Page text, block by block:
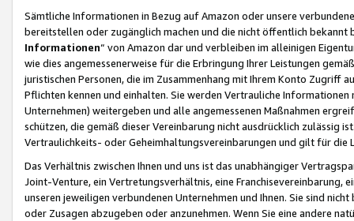
Sämtliche Informationen in Bezug auf Amazon oder unsere
bereitstellen oder zugänglich machen und die nicht öffentlich
Informationen“ von Amazon dar und verbleiben im alleinigen
wie dies angemessenerweise für die Erbringung Ihrer Leistungen
juristischen Personen, die im Zusammenhang mit Ihrem Konto
Pflichten kennen und einhalten. Sie werden Vertrauliche
Unternehmen) weitergeben und alle angemessenen Maßnahmen
schützen, die gemäß dieser Vereinbarung nicht ausdrücklich zulässig
Vertraulichkeits- oder Geheimhaltungsvereinbarungen und gilt für die
Das Verhältnis zwischen Ihnen und uns ist das unabhängiger
Joint-Venture, ein Vertretungsverhältnis, eine Franchisevereinbarung,
unseren jeweiligen verbundenen Unternehmen und Ihnen. Sie sind
oder Zusagen abzugeben oder anzunehmen. Wenn Sie eine andere